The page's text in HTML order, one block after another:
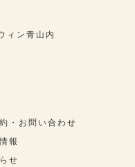
ィン青山内
・お問い合わせ
報
せ